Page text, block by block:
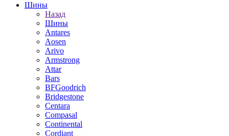
Шины
Назад
Шины
Antares
Aosen
Arivo
Armstrong
Attar
Bars
BFGoodrich
Bridgestone
Centara
Compasal
Continental
Cordiant